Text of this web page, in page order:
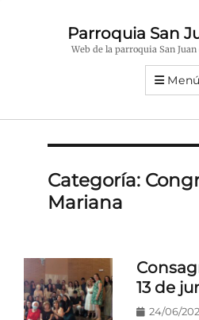
Parroquia San
Web de la parroquia San
Menú
Categoría:
Mariana
13 de
Publicado
24/06/